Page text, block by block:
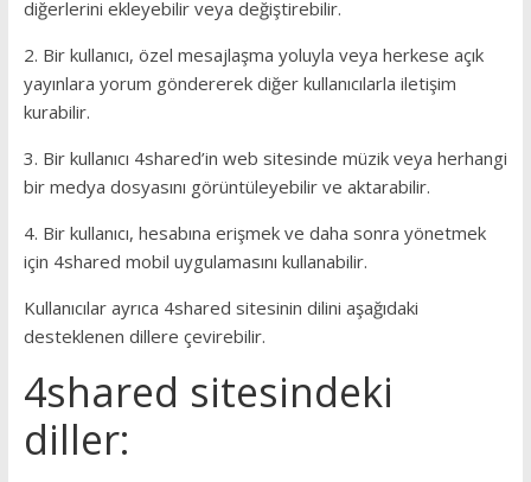
diğerlerini ekleyebilir veya değiştirebilir.
2. Bir kullanıcı, özel mesajlaşma yoluyla veya herkese açık
yayınlara yorum göndererek diğer kullanıcılarla iletişim
kurabilir.
3. Bir kullanıcı 4shared’in web sitesinde müzik veya herhangi
bir medya dosyasını görüntüleyebilir ve aktarabilir.
4. Bir kullanıcı, hesabına erişmek ve daha sonra yönetmek
için 4shared mobil uygulamasını kullanabilir.
Kullanıcılar ayrıca 4shared sitesinin dilini aşağıdaki
desteklenen dillere çevirebilir.
4shared sitesindeki
diller: